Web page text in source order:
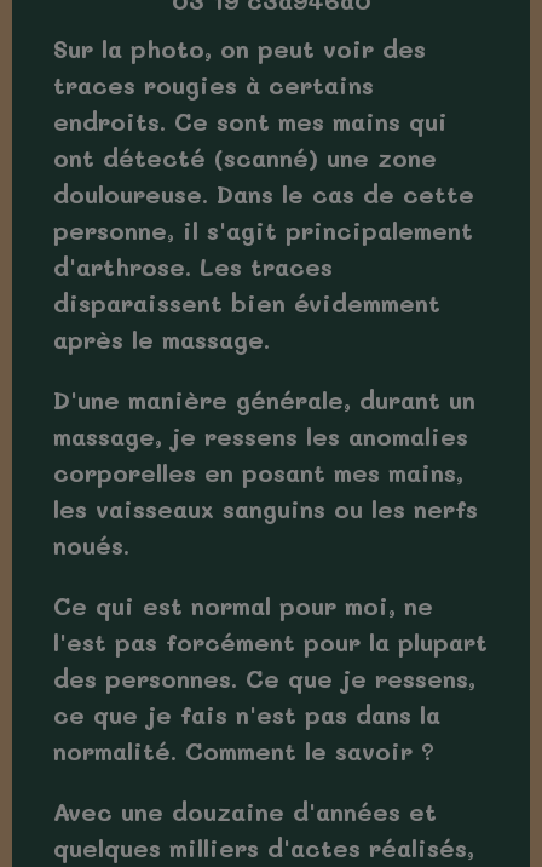
Sur la photo, on peut voir des
traces rougies à certains
endroits. Ce sont mes mains qui
ont détecté (scanné) une zone
douloureuse. Dans le cas de cette
personne, il s'agit principalement
d'arthrose. Les traces
disparaissent bien évidemment
après le massage.
D'une manière générale, durant un
massage, je ressens les anomalies
corporelles en posant mes mains,
les vaisseaux sanguins ou les nerfs
noués.
Ce qui est normal pour moi, ne
l'est pas forcément pour la plupart
des personnes. Ce que je ressens,
ce que je fais n'est pas dans la
normalité. Comment le savoir ?
Avec une douzaine d'années et
quelques milliers d'actes réalisés,